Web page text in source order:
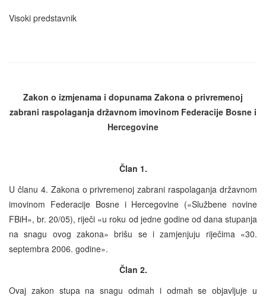
Visoki predstavnik
Zakon o izmjenama i dopunama Zakona o privremenoj
zabrani raspolaganja državnom imovinom Federacije Bosne i
Hercegovine
Član 1.
U članu 4. Zakona o privremenoj zabrani raspolaganja državnom
imovinom Federacije Bosne i Hercegovine («Službene novine
FBiH», br. 20/05), riječi «u roku od jedne godine od dana stupanja
na snagu ovog zakona» brišu se i zamjenjuju riječima «30.
septembra 2006. godine».
Član 2.
Ovaj zakon stupa na snagu odmah i odmah se objavljuje u